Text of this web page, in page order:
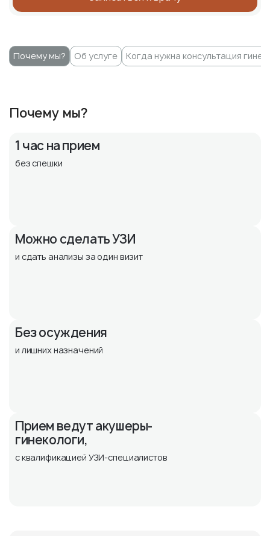
Почему мы? Об услуге Когда нужна консультация
Почему мы?
1 час на прием
без спешки
Можно сделать УЗИ
и сдать анализы за один визит
Без осуждения
и лишних назначений
Прием ведут акушеры-
гинекологи,
с квалификацией УЗИ-специалистов